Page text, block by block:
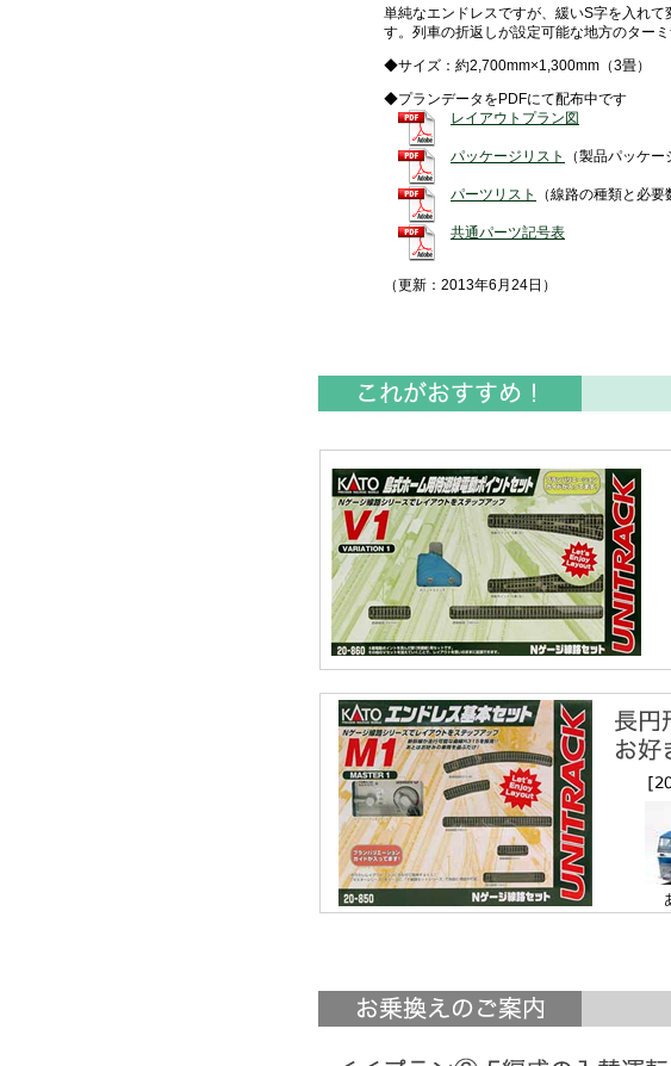
単純なエンドレスですが、緩いS字を入れ
す。列車の折返しが設定可能な地方のターミ
◆サイズ：約2,700mm×1,300mm（3畳）
◆プランデータをPDFにて配布中です
レイアウトプラン図
パッケージリスト （製品パッケー
パーツリスト （線路の種類と必要
共通パーツ記号表
（更新：2013年6月24日）